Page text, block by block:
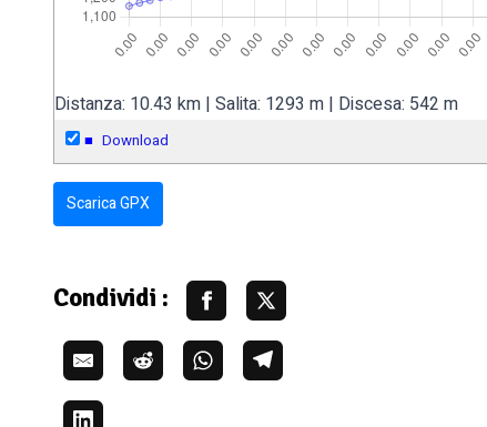
Distanza: 10.43 km | Salita: 1293 m | Discesa: 542 m
■ Download
Scarica GPX
Condividi :